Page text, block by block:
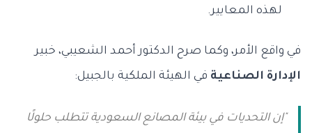
لهذه المعايير.
في واقع الأمر، وكما صرح الدكتور أحمد الشعيبي، خبير
الإدارة الصناعية في الهيئة الملكية بالجبيل:
"إن التحديات في بيئة المصانع السعودية تتطلب حلولًا